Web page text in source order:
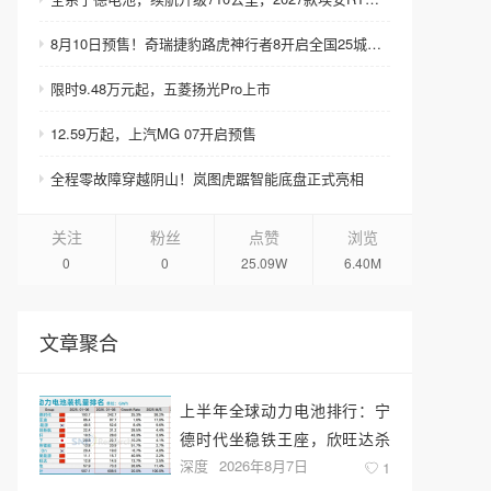
8月10日预售！奇瑞捷豹路虎神行者8开启全国25城巡展
限时9.48万元起，五菱扬光Pro上市
12.59万起，上汽MG 07开启预售
全程零故障穿越阴山！岚图虎踞智能底盘正式亮相
关注
0
粉丝
0
点赞
25.09W
浏览
6.40M
文章聚合
上半年全球动力电池排行：宁
德时代坐稳铁王座，欣旺达杀
回前十
深度 2026年8月7日 1